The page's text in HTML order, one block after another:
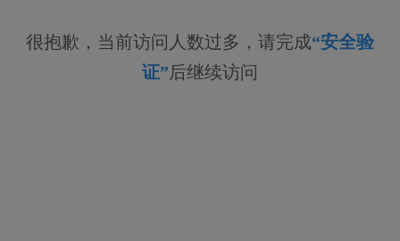
很抱歉，当前访问人数过多，请完成“安全验
证”后继续访问